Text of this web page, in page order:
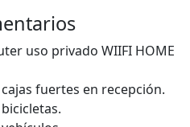
uso privado WIIFI HOME
fuertes en recepción.